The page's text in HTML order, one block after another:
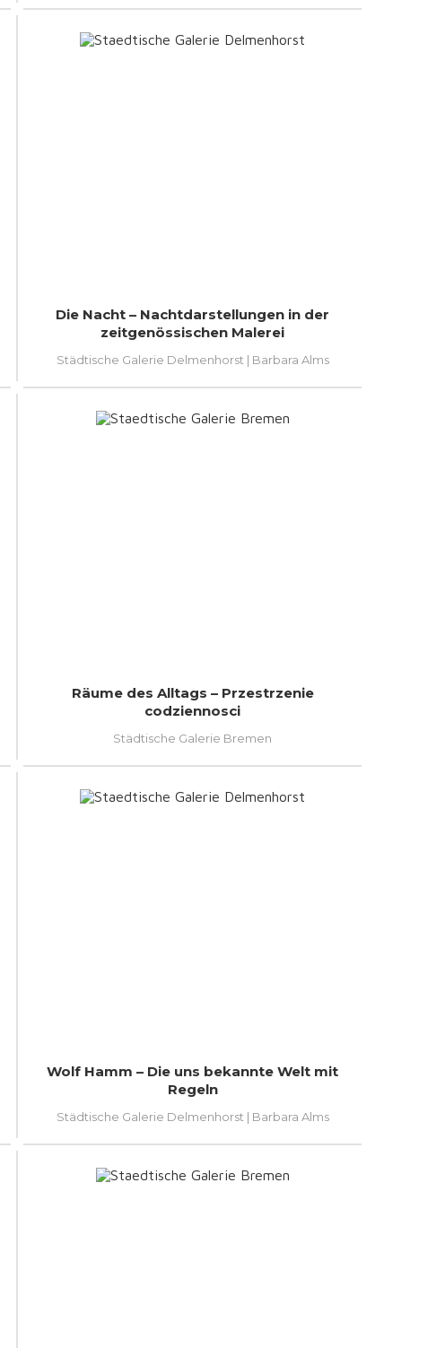
Die Nacht – Nachtdarstellungen in der
zeitgenössischen Malerei
Städtische Galerie Delmenhorst | Barbara Alms
Räume des Alltags – Przestrzenie
codziennosci
Städtische Galerie Bremen
Wolf Hamm – Die uns bekannte Welt mit
Regeln
Städtische Galerie Delmenhorst | Barbara Alms